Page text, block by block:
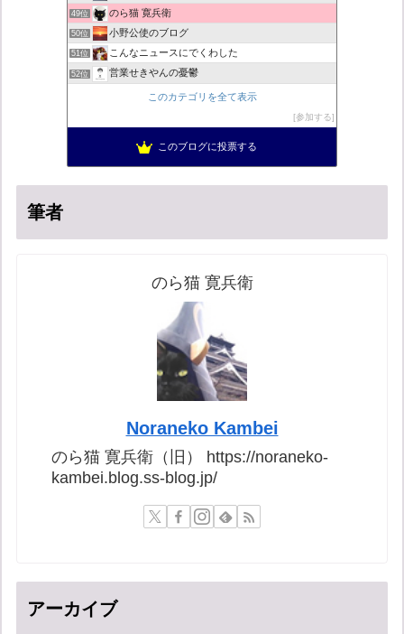
49位 のら猫 寛兵衛
50位 小野公使のブログ
51位 こんなニュースにでくわした
52位 営業せきやんの憂鬱
集団ストーカー問題を克服する
このカテゴリを全て表示
参加する
このブログに投票する
筆者
のら猫 寛兵衛
Noraneko Kambei
のら猫 寛兵衛（旧） https://noraneko-
kambei.blog.ss-blog.jp/
アーカイブ